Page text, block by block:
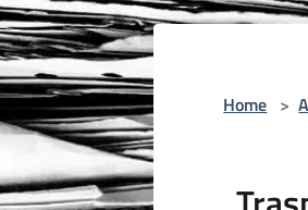
Home >